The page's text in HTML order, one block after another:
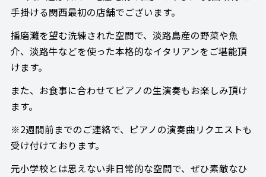
手掛ける関西最初の店舗でございます。
播磨灘を望む洗練された空間で、淡路島産の野菜や魚
介、淡路牛などを使った本格的なイタリアンをご堪能頂
けます。
また、お食事に合わせてピアノの生演奏もお楽しみ頂け
ます。
※2週間前までのご連絡で、ピアノの演奏曲リクエストも
受け付けております。
元小学校とは思えない非日常的な空間で、ぜひ素敵なひ